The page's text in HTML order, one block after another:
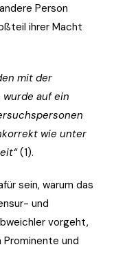
Person
ihrer Macht
mit der
auf ein
wie unter
(1).
sein, warum das
und
vorgeht,
und